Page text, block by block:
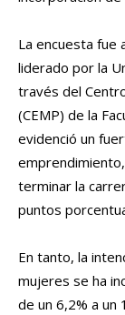
La encuesta fue
liderado por la
través del
(CEMP) de la
evidenció un
terminar la
puntos
En tanto, la
mujeres se ha
de un 6,2% a un